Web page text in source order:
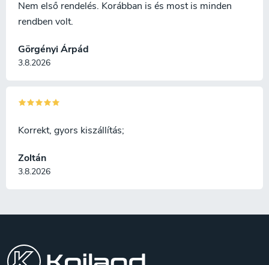
Görgényi Árpád
3.8.2026
Nem első rendelés. Korábban is és most is minden
rendben volt.
Zoltán
3.8.2026
Korrekt, gyors kiszállítás;